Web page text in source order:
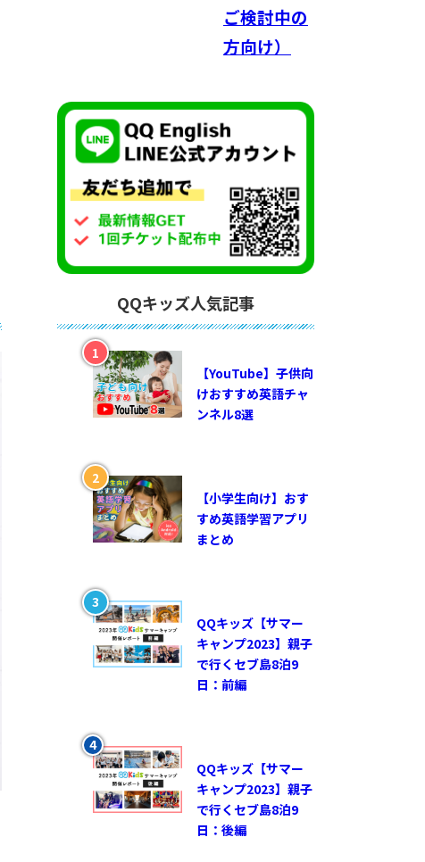
ご検討中の
方向け）
QQキッズ人気記事
【YouTube】子供向
けおすすめ英語チャ
ンネル8選
【小学生向け】おす
すめ英語学習アプリ
まとめ
QQキッズ【サマー
キャンプ2023】親子
で行くセブ島8泊9
日：前編
QQキッズ【サマー
キャンプ2023】親子
で行くセブ島8泊9
日：後編